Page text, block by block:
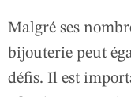
Malgré ses
bijouterie peut
défis. Il est